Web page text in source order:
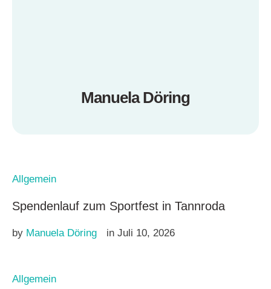
Manuela Döring
Allgemein
Spendenlauf zum Sportfest in Tannroda
by Manuela Döring in Juli 10, 2026
Allgemein